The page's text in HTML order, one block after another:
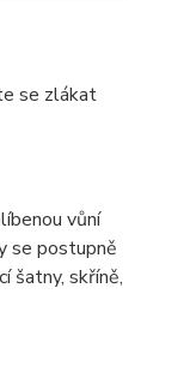
se zlákat
vůní
se postupně
šatny, skříně,